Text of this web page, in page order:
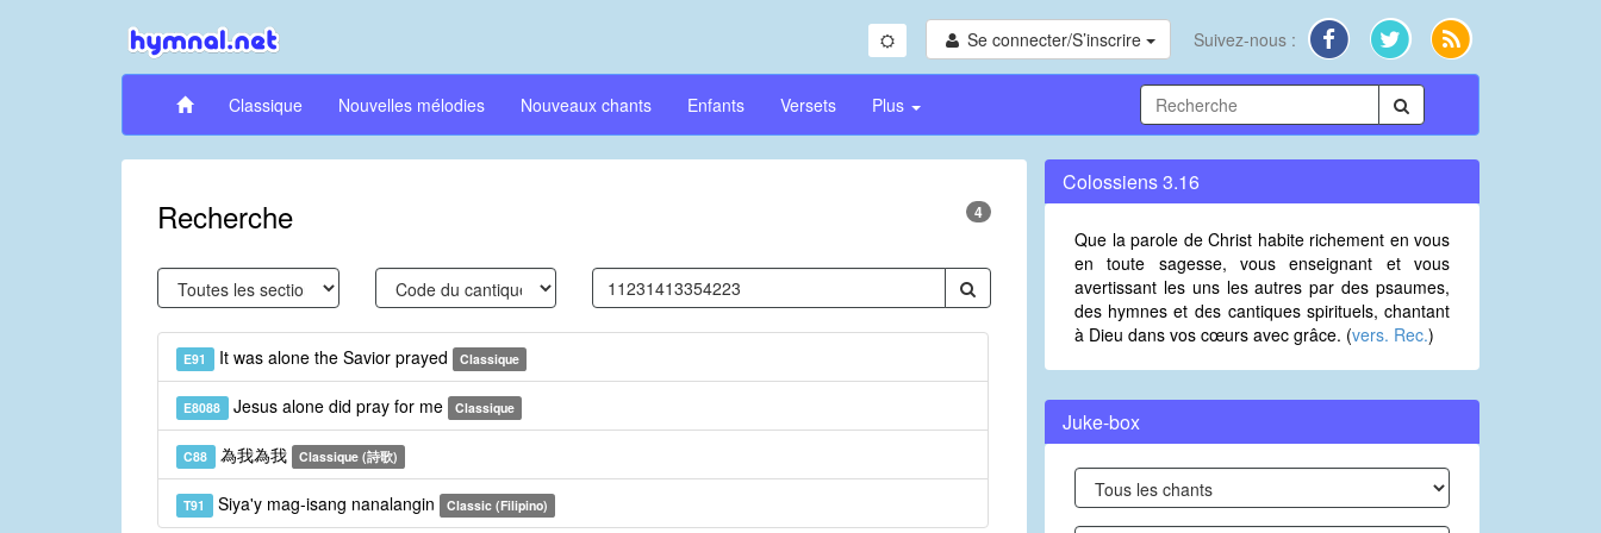
Se connecter/S’inscrire Suivez-nous :
Classique Nouvelles mélodies Nouveaux chants Enfants Versets Plus
Recherche 4
E91 It was alone the Savior prayed Classique
E8088 Jesus alone did pray for me Classique
C88 為我為我 Classique (詩歌)
T91 Siya'y mag-isang nanalangin Classic (Filipino)
Colossiens 3.16
Que la parole de Christ habite richement en vous
en toute sagesse, vous enseignant et vous
avertissant les uns les autres par des psaumes,
des hymnes et des cantiques spirituels, chantant
à Dieu dans vos cœurs avec grâce. (vers. Rec.)
Juke-box